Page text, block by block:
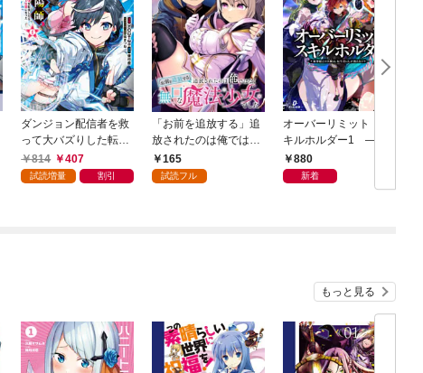
ダンジョン配信者を救
って大バズりした転生
陰陽師、うっかり超級
呪物を配信したら伝説
814 407
試読増量 割引
「お前を追放する」追
放されたのは俺ではな
く無口な魔法少女でし
た 【連載版】: 1
165
試読フル
オーバーリミット・ス
キルホルダー1 —限
界超えの天賦は、転生
者にしか扱えない—
880
新着
もっと見る